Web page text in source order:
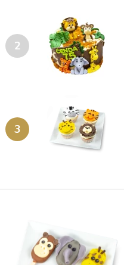
2
3